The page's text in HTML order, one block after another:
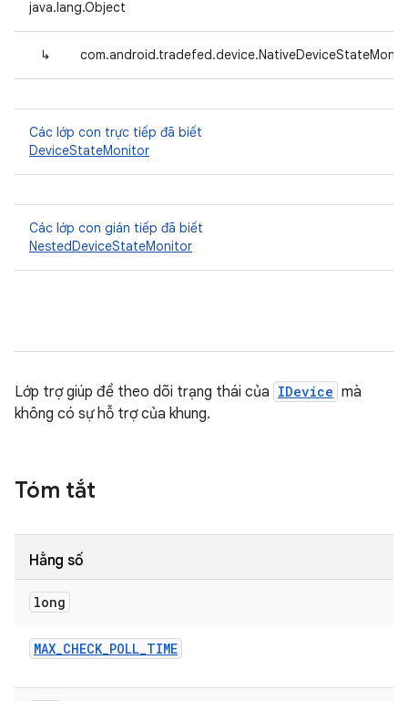
java.lang.Object
↳
Các lớp con trực tiếp đã biết
DeviceStateMonitor
Các lớp con gián tiếp đã biết
NestedDeviceStateMonitor
Lớp trợ giúp để theo dõi trạng thái của IDevice mà
không có sự hỗ trợ của khung.
Tóm tắt
Hằng số
long
MAX_CHECK_POLL_TIME